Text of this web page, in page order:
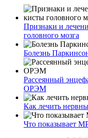
Признаки и
головного мозга
Болезнь
Рассеянный
ОРЭМ
Как лечить
Что показывает